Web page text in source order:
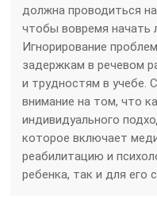
должна проводиться
чтобы вовремя начать
Игнорирование
задержкам в речевом
и трудностям в учебе.
внимание на том, что
индивидуального
которое включает
реабилитацию и
ребенка, так и для его